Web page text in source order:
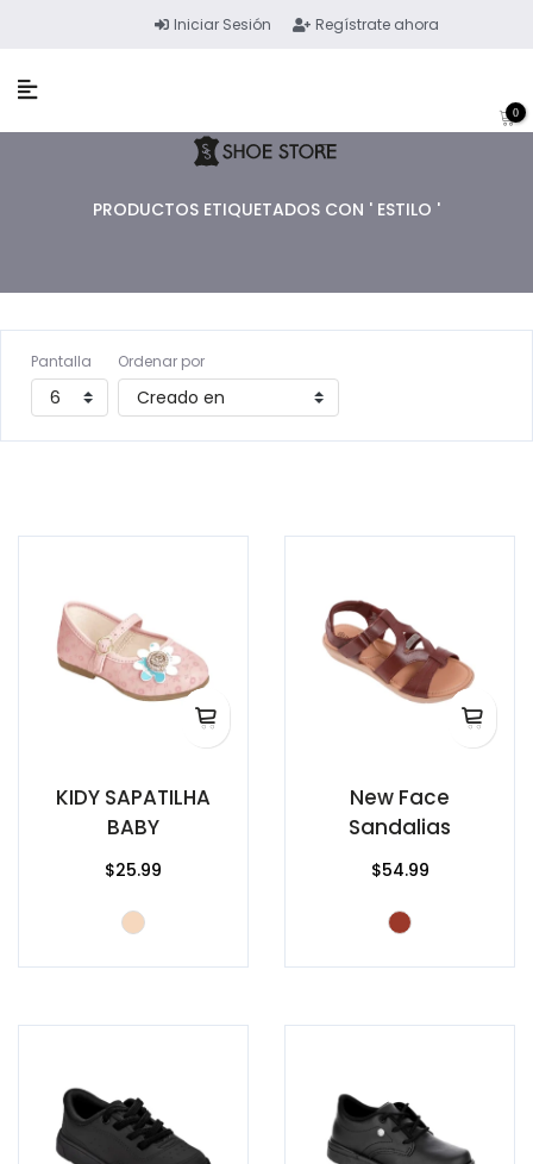
Iniciar Sesión Regístrate ahora
0
PRODUCTOS ETIQUETADOS CON ' ESTILO '
Pantalla Ordenar por
KIDY SAPATILHA
BABY
$25.99
New Face
Sandalias
$54.99